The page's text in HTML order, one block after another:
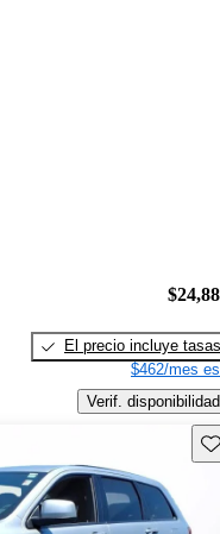
El precio incluye tasas
$462/mes
Verif. disponibilidad